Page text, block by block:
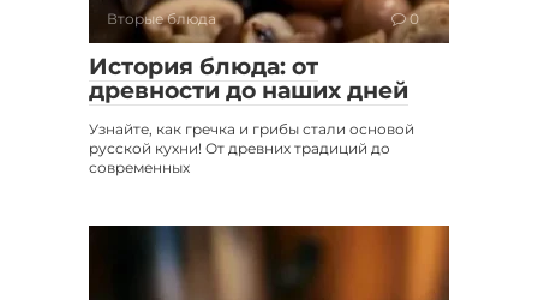
Вторые блюда 0
История блюда: от
древности до наших дней
Узнайте, как гречка и грибы стали основой
русской кухни! От древних традиций до
современных